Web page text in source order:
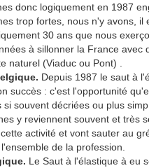
donc logiquement en 1987
trop fortes, nous n'y avons, il
30 ans que nous
à sillonner la France
naturel (Viaduc ou Pont) .
. Depuis 1987 le saut à
succès : c'est l'opportunité
si souvent décriées ou plus
y reviennent souvent et très
activité et vont sauter au
de la profession.
. Le Saut à l'élastique à eu